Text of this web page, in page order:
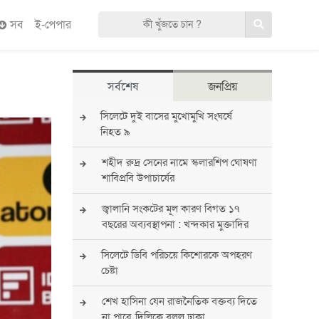
সব ই-পেপার
সর্বশেষ জনপ্রিয়
সিলেটে দুই বাসের মুখোমুখি সংঘর্ষে
নিহত ৯
শহীদ রুদ্র সেনের নামে স্কলারশিপ ঘোষণা
শাবিপ্রবি উপাচার্যের
জ্বালানি সংকটের মূল কারণ বিগত ১৭
বছরের অব্যবস্থাপনা : খন্দকার মুক্তাদির
সিলেটে ডিবি পরিচয়ে কিশোরকে অপহরণ
চেষ্টা
শেখ হাসিনা যেন রাজনৈতিক বক্তব্য দিতে